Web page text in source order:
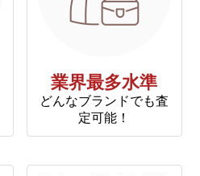
業界最多水準
どんなブランドでも査
定可能！